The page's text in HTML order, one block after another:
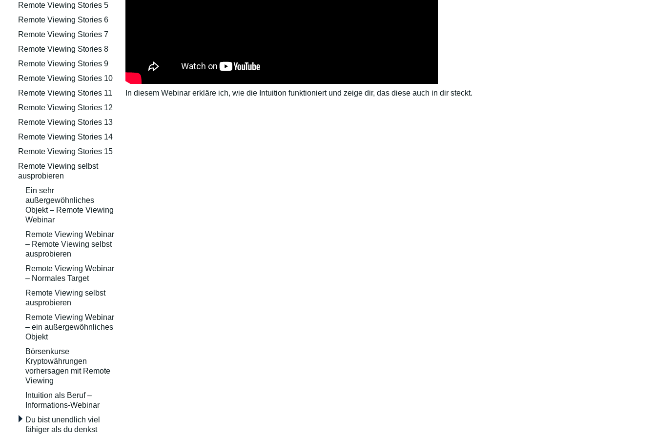
Remote Viewing Stories 5
Remote Viewing Stories 6
Remote Viewing Stories 7
Remote Viewing Stories 8
Remote Viewing Stories 9
Remote Viewing Stories 10
Remote Viewing Stories 11
Remote Viewing Stories 12
Remote Viewing Stories 13
Remote Viewing Stories 14
Remote Viewing Stories 15
Remote Viewing selbst
ausprobieren
Ein sehr
außergewöhnliches
Objekt – Remote Viewing
Webinar
Remote Viewing Webinar
– Remote Viewing selbst
ausprobieren
Remote Viewing Webinar
– Normales Target
Remote Viewing selbst
ausprobieren
Remote Viewing Webinar
– ein außergewöhnliches
Objekt
Börsenkurse
Kryptowährungen
vorhersagen mit Remote
Viewing
Intuition als Beruf –
Informations-Webinar
Du bist unendlich viel
fähiger als du denkst
In diesem Webinar erkläre ich, wie die Intuition funktioniert und zeige dir, das diese auch in dir steckt.